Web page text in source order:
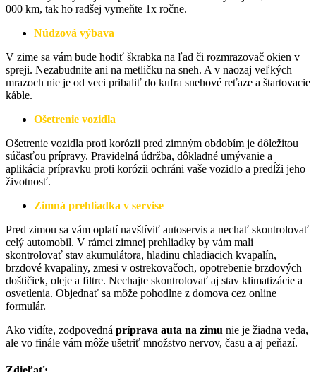
000 km, tak ho radšej vymeňte 1x ročne.
Núdzová výbava
V zime sa vám bude hodiť škrabka na ľad či rozmrazovač okien v
spreji. Nezabudnite ani na metličku na sneh. A v naozaj veľkých
mrazoch nie je od veci pribaliť do kufra snehové reťaze a štartovacie
káble.
Ošetrenie vozidla
Ošetrenie vozidla proti korózii pred zimným obdobím je dôležitou
súčasťou prípravy. Pravidelná údržba, dôkladné umývanie a
aplikácia prípravku proti korózii ochráni vaše vozidlo a predĺži jeho
životnosť.
Zimná prehliadka v servise
Pred zimou sa vám oplatí navštíviť autoservis a nechať skontrolovať
celý automobil. V rámci zimnej prehliadky by vám mali
skontrolovať stav akumulátora, hladinu chladiacich kvapalín,
brzdové kvapaliny, zmesi v ostrekovačoch, opotrebenie brzdových
doštičiek, oleje a filtre. Nechajte skontrolovať aj stav klimatizácie a
osvetlenia. Objednať sa môže pohodlne z domova cez online
formulár.
Ako vidíte, zodpovedná príprava auta na zimu nie je žiadna veda,
ale vo finále vám môže ušetriť množstvo nervov, času a aj peňazí.